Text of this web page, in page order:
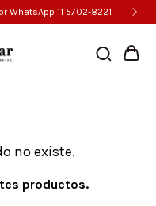
WhatsApp 11 5702-8221
no existe.
productos.